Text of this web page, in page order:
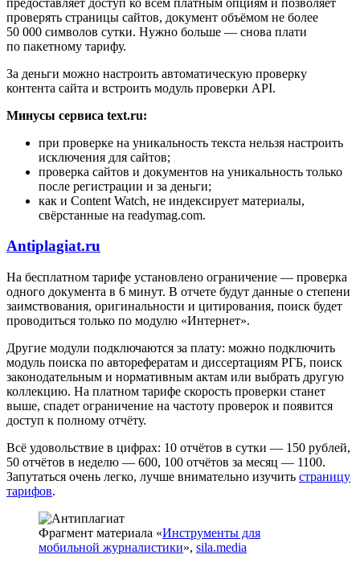
проверять страницы сайтов, документ объёмом не более
50 000 символов сутки. Нужно больше — снова плати
по пакетному тарифу.
За деньги можно настроить автоматическую проверку
контента сайта и встроить модуль проверки API.
Минусы сервиса text.ru:
при проверке на уникальность текста нельзя настроить
исключения для сайтов;
проверка сайтов и документов на уникальность только
после регистрации и за деньги;
как и Content Watch, не индексирует материалы,
свёрстанные на readymag.com.
Antiplagiat.ru
На бесплатном тарифе установлено ограничение — проверка
одного документа в 6 минут. В отчете будут данные о степени
заимствования, оригинальности и цитирования, поиск будет
проводиться только по модулю «Интернет».
Другие модули подключаются за плату: можно подключить
модуль поиска по авторефератам и диссертациям РГБ, поиск
законодательным и нормативным актам или выбрать другую
коллекцию. На платном тарифе скорость проверки станет
выше, спадет ограничение на частоту проверок и появится
доступ к полному отчёту.
Всё удовольствие в цифрах: 10 отчётов в сутки — 150 рублей,
50 отчётов в неделю — 600, 100 отчётов за месяц — 1100.
Запутаться очень легко, лучше внимательно изучить страницу
тарифов.
Фрагмент материала «Инструменты для
мобильной журналистики», sila.media